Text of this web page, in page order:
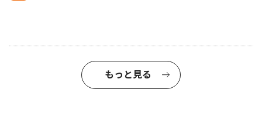
もっと見る